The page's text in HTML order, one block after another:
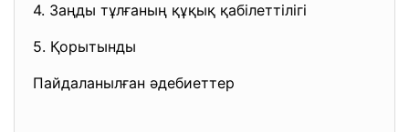
4. Заңды тұлғаның құқық қабілеттілігі
5. Қорытынды
Пайдаланылған әдебиеттер